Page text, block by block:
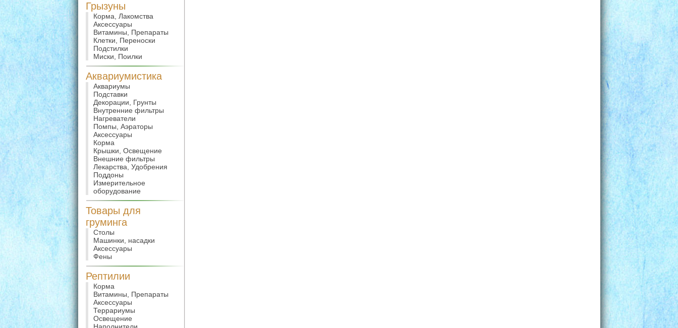
Грызуны
Корма, Лакомства
Аксессуары
Витамины, Препараты
Клетки, Переноски
Подстилки
Миски, Поилки
Аквариумистика
Аквариумы
Подставки
Декорации, Грунты
Внутренние фильтры
Нагреватели
Помпы, Аэраторы
Аксессуары
Корма
Крышки, Освещение
Внешние фильтры
Лекарства, Удобрения
Поддоны
Измерительное
оборудование
Товары для
груминга
Столы
Машинки, насадки
Аксессуары
Фены
Рептилии
Корма
Витамины, Препараты
Аксессуары
Террариумы
Освещение